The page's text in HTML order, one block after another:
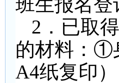
2 ．已取
的材料：①
A4纸复印